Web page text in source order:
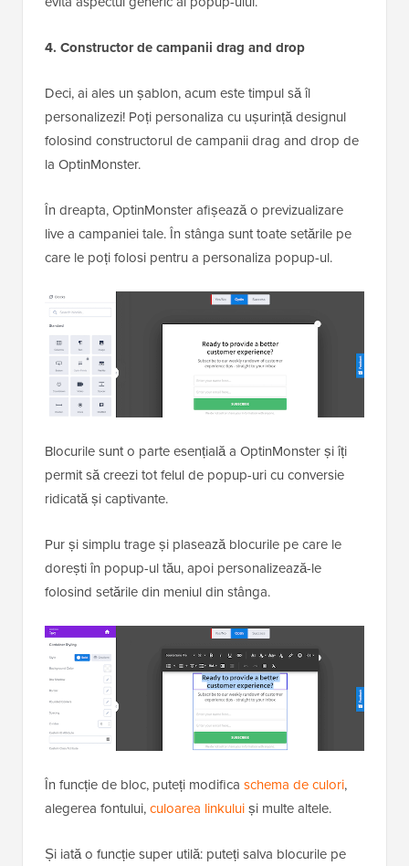
4. Constructor de campanii drag and drop
Deci, ai ales un șablon, acum este timpul să îl
personalizezi! Poți personaliza cu ușurință designul
folosind constructorul de campanii drag and drop de
la OptinMonster.
În dreapta, OptinMonster afișează o previzualizare
live a campaniei tale. În stânga sunt toate setările pe
care le poți folosi pentru a personaliza popup-ul.
Blocurile sunt o parte esențială a OptinMonster și îți
permit să creezi tot felul de popup-uri cu conversie
ridicată și captivante.
Pur și simplu trage și plasează blocurile pe care le
dorești în popup-ul tău, apoi personalizează-le
folosind setările din meniul din stânga.
În funcție de bloc, puteți modifica schema de culori,
alegerea fontului,culoarea linkuluiși multe altele.
Și iată o funcție super utilă: puteți salva blocurile pe